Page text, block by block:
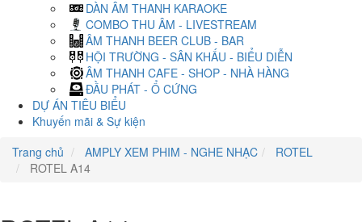
DÀN ÂM THANH KARAOKE
COMBO THU ÂM - LIVESTREAM
ÂM THANH BEER CLUB - BAR
HỘI TRƯỜNG - SÂN KHẤU - BIỂU DIỄN
ÂM THANH CAFE - SHOP - NHÀ HÀNG
ĐẦU PHÁT - Ổ CỨNG
DỰ ÁN TIÊU BIỂU
Khuyến mãi & Sự kiện
Trang chủ
AMPLY XEM PHIM - NGHE NHẠC
ROTEL
ROTEL A14